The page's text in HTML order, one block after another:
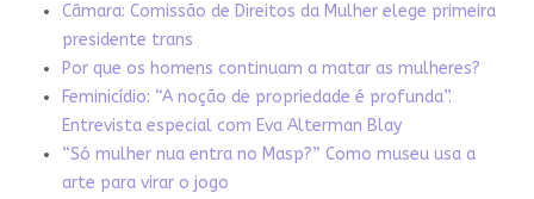
Câmara: Comissão de Direitos da Mulher elege primeira
presidente trans
Por que os homens continuam a matar as mulheres?
Feminicídio: “A noção de propriedade é profunda”.
Entrevista especial com Eva Alterman Blay
“Só mulher nua entra no Masp?” Como museu usa a
arte para virar o jogo